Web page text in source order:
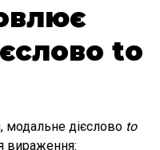
to
модальне дієслово to
вираження: